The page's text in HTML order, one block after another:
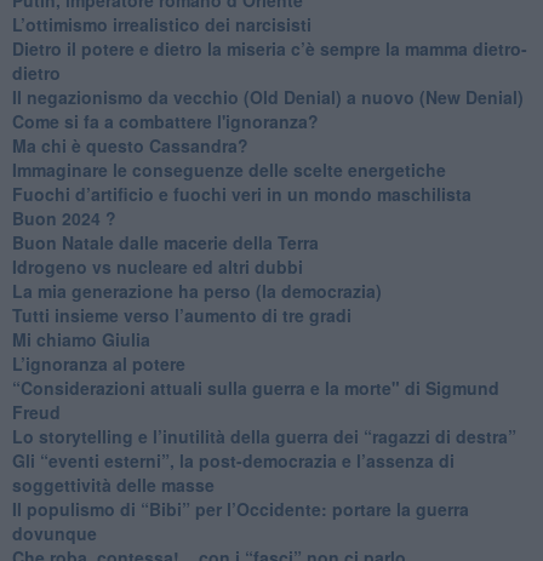
​L’ottimismo irrealistico dei narcisisti
​Dietro il potere e dietro la miseria c’è sempre la mamma dietro-
dietro
Il negazionismo da vecchio (Old Denial) a nuovo (New Denial)
Come si fa a combattere l'ignoranza?
Ma chi è questo Cassandra?
Immaginare le conseguenze delle scelte energetiche
​Fuochi d’artificio e fuochi veri in un mondo maschilista
Buon 2024 ?
​Buon Natale dalle macerie della Terra
​Idrogeno vs nucleare ed altri dubbi
​La mia generazione ha perso (la democrazia)
​Tutti insieme verso l’aumento di tre gradi
Mi chiamo Giulia
L’ignoranza al potere
​“Considerazioni attuali sulla guerra e la morte" di Sigmund
Freud
​Lo storytelling e l’inutilità della guerra dei “ragazzi di destra”
​Gli “eventi esterni”, la post-democrazia e l’assenza di
soggettività delle masse
​Il populismo di “Bibi” per l’Occidente: portare la guerra
dovunque